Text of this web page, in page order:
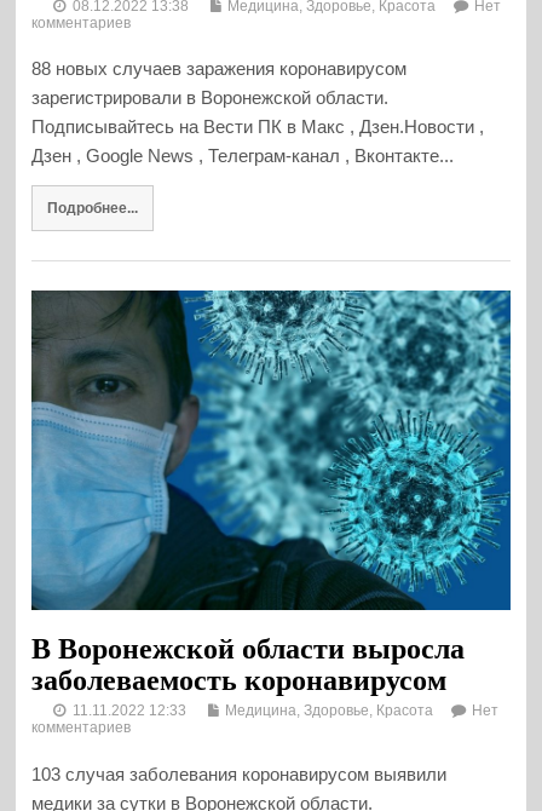
08.12.2022 13:38 Медицина, Здоровье, Красота
Нет
комментариев
88 новых случаев заражения коронавирусом
зарегистрировали в Воронежской области.
Подписывайтесь на Вести ПК в Макс , Дзен.Новости ,
Дзен , Google News , Телеграм-канал , Вконтакте...
Подробнее...
В Воронежской области выросла
заболеваемость коронавирусом
11.11.2022 12:33 Медицина, Здоровье, Красота
Нет
комментариев
103 случая заболевания коронавирусом выявили
медики за сутки в Воронежской области.